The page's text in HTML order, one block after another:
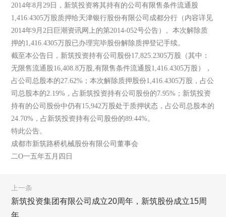
2014年8月29日，新筑投资将其持有的公司有限售条件流通股
1,416.4305万股质押给天津银行股份有限公司成都分行（内容详见
2014年9月2日巨潮资讯网上的第2014-052号公告）。本次解除质
押的1,416.4305万股已办理完毕股份解除质押登记手续。
截至本公告日，新筑投资持有公司股份17,825.2305万股（其中：
无限售流通股16,408.8万股,有限售条件流通股1,416.4305万股），
占公司总股本的27.62%；本次解除质押股份1,416.4305万股，占公
司总股本的2.19%，占新筑投资持有公司股份的7.95%；新筑投资
持有的公司股份中仍有15,942万股处于质押状态，占公司总股本的
24.70%，占新筑投资持有公司股份的89.44%。
特此公告。
成都市新筑路桥机械股份有限公司董事会
二O一五年五月四日
上一条
新筑投资集团有限公司成立20周年，新筑股份成立15周
年